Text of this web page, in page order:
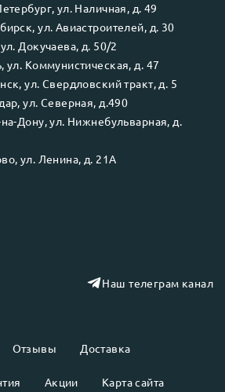
Отзывы Доставка
Акции Карта сайта
, ул. Наличная, д. 49
, ул. Авиастроителей, д. 30
Докучаева, д. 50/2
, ул. Коммунистическая, д. 47
, ул. Свердловский тракт, д. 5
, ул. Северная, д.490
Дону, ул. Нижнебульварная, д.
, ул. Ленина, д. 21А
Наш телеграм канал